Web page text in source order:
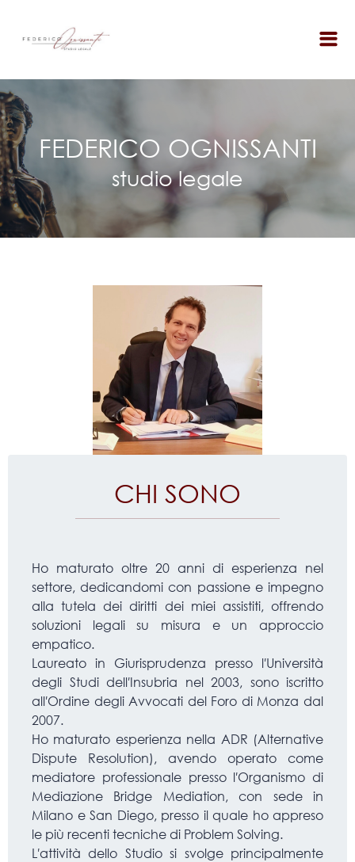
FEDERICO OGNISSANTI
studio legale
CHI SONO
Ho maturato oltre 20 anni di esperienza nel
settore, dedicandomi con passione e impegno
alla tutela dei diritti dei miei assistiti, offrendo
soluzioni legali su misura e un approccio
empatico.
Laureato in Giurisprudenza presso l′Università
degli Studi dell′Insubria nel 2003, sono iscritto
all′Ordine degli Avvocati del Foro di Monza dal
2007.
Ho maturato esperienza nella ADR (Alternative
Dispute Resolution), avendo operato come
mediatore professionale presso l′Organismo di
Mediazione Bridge Mediation, con sede in
Milano e San Diego, presso il quale ho appreso
le più recenti tecniche di Problem Solving.
L′attività dello Studio si svolge principalmente